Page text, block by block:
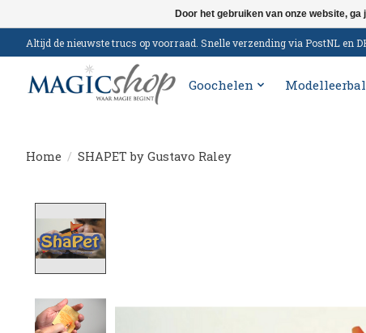
Altijd de nieuwste trucs op voorraad. Snelle verzending via PostNL en
Goochelen
Home / SHAPET by Gustavo Raley
Door het gebruiken van onze website,